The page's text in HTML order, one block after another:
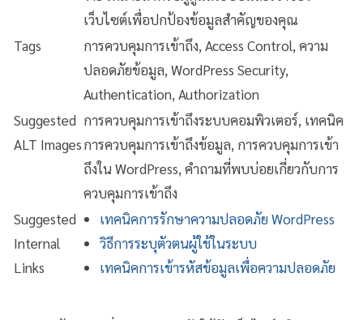
เว็บไซต์เพื่อปกป้องข้อมูลสำคัญของคุณ
Tags
การควบคุมการเข้าถึง, Access Control, ความ
ปลอดภัยข้อมูล, WordPress Security,
Authentication, Authorization
Suggested
ALT Images
การควบคุมการเข้าถึงระบบคอมพิวเตอร์, เทคนิค
การควบคุมการเข้าถึงข้อมูล, การควบคุมการเข้า
ถึงใน WordPress, คำถามที่พบบ่อยเกี่ยวกับการ
ควบคุมการเข้าถึง
Suggested
Internal
Links
เทคนิคการรักษาความปลอดภัย WordPress
วิธีการระบุตัวตนผู้ใช้ในระบบ
เทคนิคการเข้ารหัสข้อมูลเพื่อความปลอดภัย